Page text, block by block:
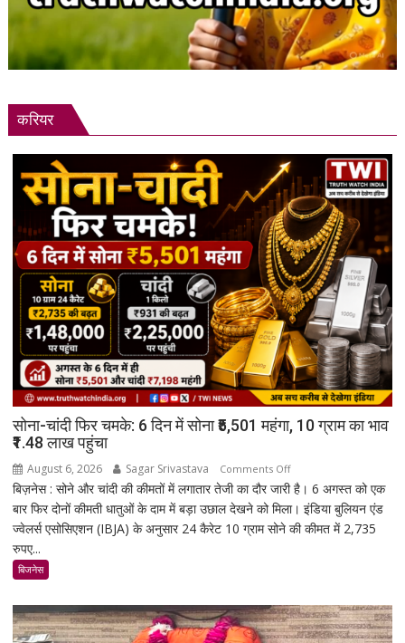
करियर
सोना-चांदी फिर चमके: 6 दिन में सोना ₹5,501 महंगा, 10 ग्राम का भाव
₹1.48 लाख पहुंचा
August 6, 2026 Sagar Srivastava Comments Offon
सोना-
चांदी
फिर
में
सोना
बिज़नेस : सोने और चांदी की कीमतों में लगातार तेजी का दौर जारी है। 6 अगस्त को एक
बार फिर दोनों कीमती धातुओं के दाम में बड़ा उछाल देखने को मिला। इंडिया बुलियन एंड
ज्वेलर्स एसोसिएशन (IBJA) के अनुसार 24 कैरेट 10 ग्राम सोने की कीमत में 2,735
रुपए...
बिजनेस